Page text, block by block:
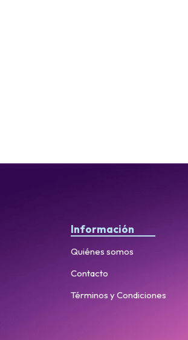
Información
Quiénes somos
Contacto
Términos y Condiciones